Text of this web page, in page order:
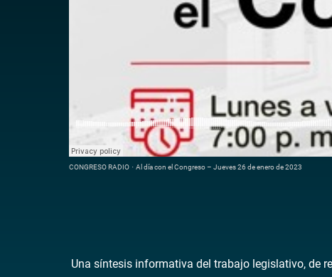
CONGRESO RADIO · Al día con el Congreso – Jueves 26 de enero de 2023
Una síntesis informativa del trabajo legislativo, de